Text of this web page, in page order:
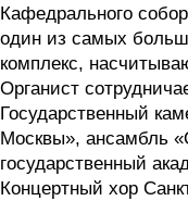
Кафедрального
один из самых
комплекс,
Органист
Государственный
Москвы», ансамбль
государственный
Концертный хор